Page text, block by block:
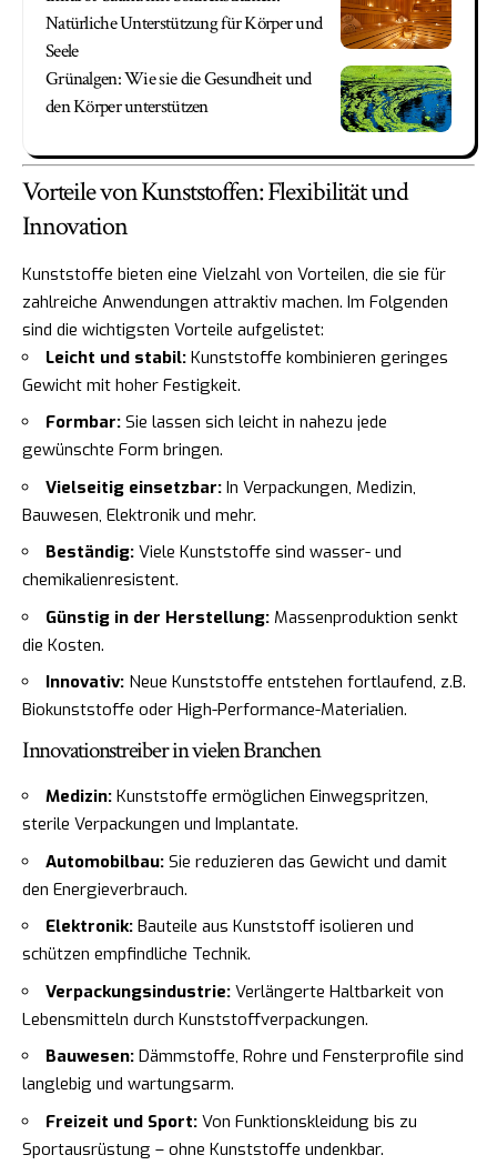
Natürliche Unterstützung für Körper und
Seele
Grünalgen: Wie sie die Gesundheit und
den Körper unterstützen
Vorteile von Kunststoffen: Flexibilität und
Innovation
Kunststoffe bieten eine Vielzahl von Vorteilen, die sie für
zahlreiche Anwendungen attraktiv machen. Im Folgenden
sind die wichtigsten Vorteile aufgelistet:
Leicht und stabil: Kunststoffe kombinieren geringes
Gewicht mit hoher Festigkeit.
Formbar: Sie lassen sich leicht in nahezu jede
gewünschte Form bringen.
Vielseitig einsetzbar: In Verpackungen, Medizin,
Bauwesen, Elektronik und mehr.
Beständig: Viele Kunststoffe sind wasser- und
chemikalienresistent.
Günstig in der Herstellung: Massenproduktion senkt
die Kosten.
Innovativ: Neue Kunststoffe entstehen fortlaufend, z.B.
Biokunststoffe oder High-Performance-Materialien.
Innovationstreiber in vielen Branchen
Medizin: Kunststoffe ermöglichen Einwegspritzen,
sterile Verpackungen und Implantate.
Automobilbau: Sie reduzieren das Gewicht und damit
den Energieverbrauch.
Elektronik: Bauteile aus Kunststoff isolieren und
schützen empfindliche Technik.
Verpackungsindustrie: Verlängerte Haltbarkeit von
Lebensmitteln durch Kunststoffverpackungen.
Bauwesen: Dämmstoffe, Rohre und Fensterprofile sind
langlebig und wartungsarm.
Freizeit und Sport: Von Funktionskleidung bis zu
Sportausrüstung – ohne Kunststoffe undenkbar.